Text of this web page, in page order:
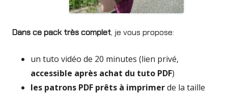
Dans ce pack très complet, je vous propose:
un tuto vidéo de 20 minutes (lien privé,
accessible après achat du tuto PDF)
les patrons PDF prêts à imprimerde la taille